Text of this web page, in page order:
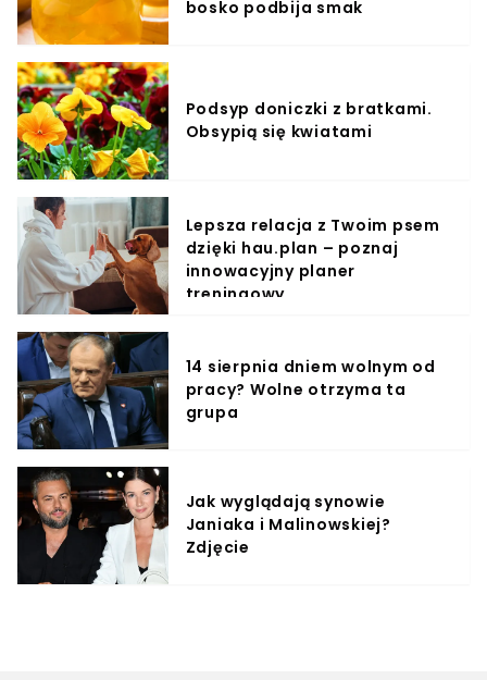
bosko podbija smak
Podsyp doniczki z bratkami.
Obsypią się kwiatami
Lepsza relacja z Twoim psem
dzięki hau.plan – poznaj
innowacyjny planer
treningowy
14 sierpnia dniem wolnym od
pracy? Wolne otrzyma ta
grupa
Jak wyglądają synowie
Janiaka i Malinowskiej?
Zdjęcie